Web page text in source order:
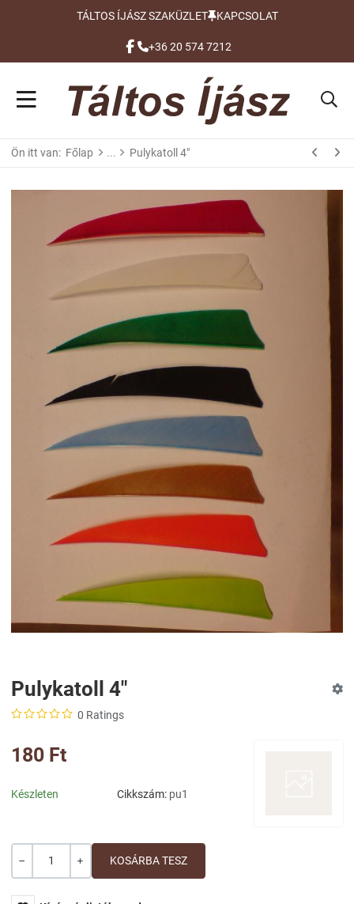
TÁLTOS ÍJÁSZ SZAKÜZLET KAPCSOLAT
FACEBOOK
+36 20 574 7212
Ön itt van: Főlap Pulykatoll 4"
Pulykatoll 4"
0 Ratings
180 Ft
Készleten Cikkszám: pu1
Mennyiség